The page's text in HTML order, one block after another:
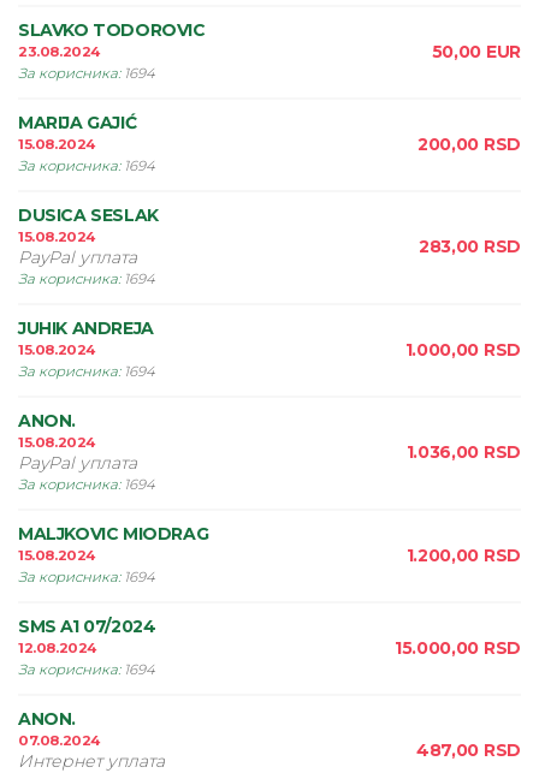
SLAVKO TODOROVIC
23.08.2024
За корисника: 1694
50,00 EUR
MARIJA GAJIĆ
15.08.2024
За корисника: 1694
200,00 RSD
DUSICA SESLAK
15.08.2024
PayPal уплата
За корисника: 1694
283,00 RSD
JUHIK ANDREJA
15.08.2024
За корисника: 1694
1.000,00 RSD
ANON.
15.08.2024
PayPal уплата
За корисника: 1694
1.036,00 RSD
MALJKOVIC MIODRAG
15.08.2024
За корисника: 1694
1.200,00 RSD
SMS A1 07/2024
12.08.2024
За корисника: 1694
15.000,00 RSD
ANON.
07.08.2024
Интернет уплата 487,00 RSD